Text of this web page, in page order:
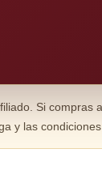
Si compras
y las